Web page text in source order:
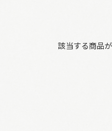
該当する商品